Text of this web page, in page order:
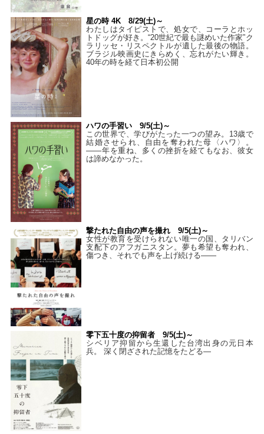
星の時 4K 8/29(土)～
わたしはタイピストで、処⼥で、コーラとホッ
トドッグが好き。“20世紀で最も謎めいた作家”ク
ラリッセ・リスペクトルが遺した最後の物語。
ブラジル映画史にきらめく、忘れがたい輝き。
40年の時を経て⽇本初公開
ハワの手習い 9/5(土)～
この世界で、学びがたった一つの望み。13歳で
結婚させられ、自由を奪われた母〈ハワ〉。
——年を重ね、多くの挫折を経てもなお、彼女
は諦めなかった。
撃たれた自由の声を撮れ 9/5(土)～
女性が教育を受けられない唯一の国、タリバン
支配下のアフガニスタン。夢も希望も奪われ、
傷つき、それでも声を上げ続ける——
零下五十度の抑留者 9/5(土)～
シベリア抑留から生還した台湾出身の元日本
兵。 深く閉ざされた記憶をたどる—